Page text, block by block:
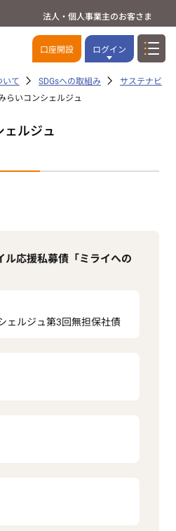
法人・個人事業主のお客さま
口座開設 ログイン
いて SDGsへの取組み
サステナビ
らいコンシェルジュ
ェルジュ
ル応援私募債「ミライへの
ェルジュ第3回無担保社債